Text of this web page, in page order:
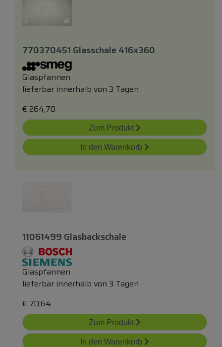
770370451 Glasschale 416x360
Glaspfannen
lieferbar innerhalb von 3 Tagen
€ 264,70
Zum Produkt
In den Warenkorb
11061499 Glasbackschale
Glaspfannen
lieferbar innerhalb von 3 Tagen
€ 70,64
Zum Produkt
In den Warenkorb